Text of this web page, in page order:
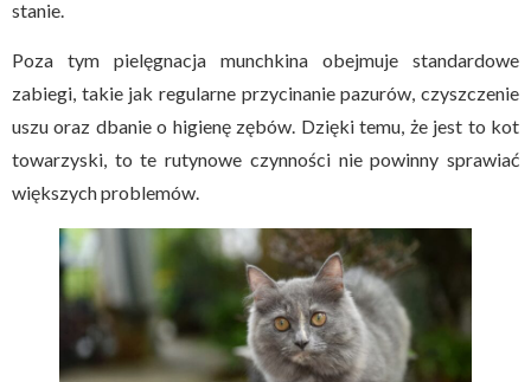
stanie.
Poza tym pielęgnacja munchkina obejmuje standardowe
zabiegi, takie jak regularne przycinanie pazurów, czyszczenie
uszu oraz dbanie o higienę zębów. Dzięki temu, że jest to kot
towarzyski, to te rutynowe czynności nie powinny sprawiać
większych problemów.